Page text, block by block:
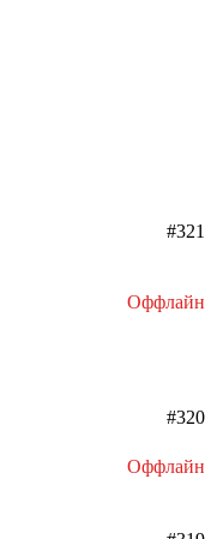
#321
Оффлайн
#320
Оффлайн